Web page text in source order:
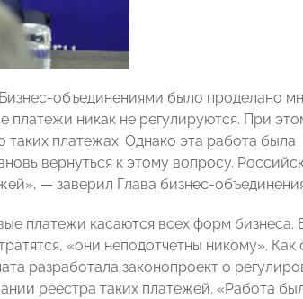
объединениями было проделано
никак не регулируются. При
платежах. Однако эта работа была
вернуться к этому вопросу.
— заверил Глава бизнес-
платежи касаются всех форм бизнеса.
«они неподотчетны никому». Как
разработала законопроект о
реестра таких платежей. «Работа